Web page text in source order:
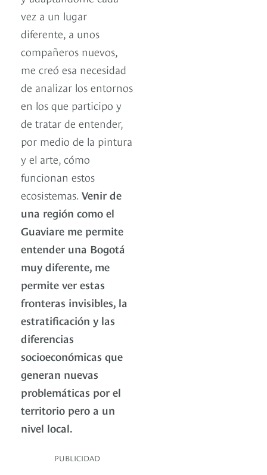
vez a un lugar
diferente, a unos
compañeros nuevos,
me creó esa necesidad
de analizar los entornos
en los que participo y
de tratar de entender,
por medio de la pintura
y el arte, cómo
funcionan estos
ecosistemas. Venir de
una región como el
Guaviare me permite
entender una Bogotá
muy diferente, me
permite ver estas
fronteras invisibles, la
estratificación y las
diferencias
socioeconómicas que
generan nuevas
problemáticas por el
territorio pero a un
nivel local.
PUBLICIDAD